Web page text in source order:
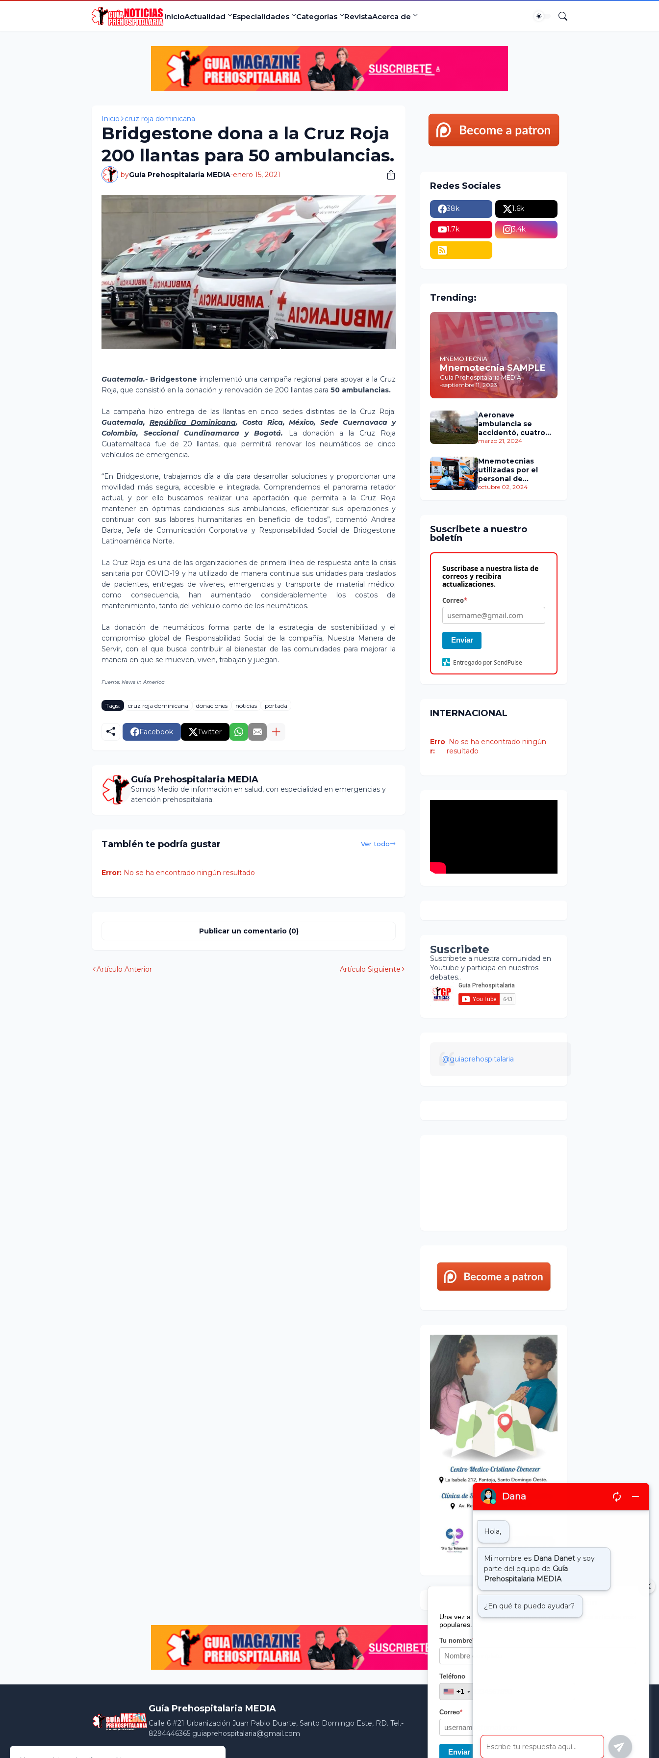
InicioActualidad Especialidades Categorías RevistaAcerca de
Inicio cruz roja dominicana
Bridgestone dona a la Cruz Roja
200 llantas para 50 ambulancias.
byGuía Prehospitalaria MEDIA-enero 15, 2021
Guatemala.- Bridgestone implementó una campaña regional para apoyar a la Cruz
Roja, que consistió en la donación y renovación de 200 llantas para 50 ambulancias.
La campaña hizo entrega de las llantas en cinco sedes distintas de la Cruz Roja:
Guatemala, República Dominicana, Costa Rica, México, Sede Cuernavaca y
Colombia, Seccional Cundinamarca y Bogotá. La donación a la Cruz Roja
Guatemalteca fue de 20 llantas, que permitirá renovar los neumáticos de cinco
vehículos de emergencia.
“En Bridgestone, trabajamos día a día para desarrollar soluciones y proporcionar una
movilidad más segura, accesible e integrada. Comprendemos el panorama retador
actual, y por ello buscamos realizar una aportación que permita a la Cruz Roja
mantener en óptimas condiciones sus ambulancias, eficientizar sus operaciones y
continuar con sus labores humanitarias en beneficio de todos”, comentó Andrea
Barba, Jefa de Comunicación Corporativa y Responsabilidad Social de Bridgestone
Latinoamérica Norte.
La Cruz Roja es una de las organizaciones de primera línea de respuesta ante la crisis
sanitaria por COVID-19 y ha utilizado de manera continua sus unidades para traslados
de pacientes, entregas de víveres, emergencias y transporte de material médico;
como consecuencia, han aumentado considerablemente los costos de
mantenimiento, tanto del vehículo como de los neumáticos.
La donación de neumáticos forma parte de la estrategia de sostenibilidad y el
compromiso global de Responsabilidad Social de la compañía, Nuestra Manera de
Servir, con el que busca contribuir al bienestar de las comunidades para mejorar la
manera en que se mueven, viven, trabajan y juegan.
Fuente: News In America
Tags: cruz roja dominicana donaciones noticias portada
Facebook Twitter
Guía Prehospitalaria MEDIA
Somos Medio de información en salud, con especialidad en emergencias y
atención prehospitalaria.
También te podría gustar Ver todo
Error: No se ha encontrado ningún resultado
Publicar un comentario (0)
Artículo Anterior Artículo Siguiente
Redes Sociales
38k 1.6k
1.7k 3.4k
Trending:
MNEMOTECNIA
Mnemotecnia SAMPLE
Guía Prehospitalaria MEDIA
-septiembre 11, 2023
Aeronave
ambulancia se
accidentó, cuatro
personas murieron
marzo 21, 2024
Mnemotecnias
utilizadas por el
personal de
atención
octubre 02, 2024
Suscribete a nuestro
boletín
Suscribase a nuestra lista de
correos y recibira
actualizaciones.
Correo*
Enviar
Entregado por SendPulse
INTERNACIONAL
Erro
r:
No se ha encontrado ningún
resultado
Suscribete
Suscribete a nuestra comunidad en
Youtube y participa en nuestros
debates..
@guiaprehospitalaria
Suscribete a nuestro boletin
Una vez a la semana enviamos un correo con los artículos más
populares.
Tu nombre*
Teléfono
+1
+1
Correo*
Enviar
Guía Prehospitalaria MEDIA
Calle 6 #21 Urbanización Juan Pablo Duarte, Santo Domingo Este, RD. Tel.-
8294446365 guiaprehospitalaria@gmail.com